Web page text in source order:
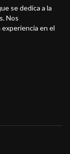
se dedica a la
Nos
en el